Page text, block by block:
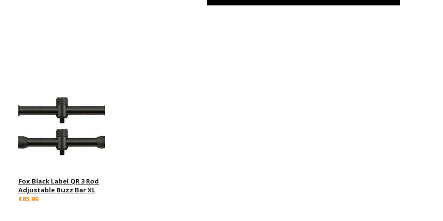
Fox Black Label QR 3 Rod
Adjustable Buzz Bar XL
€65,99